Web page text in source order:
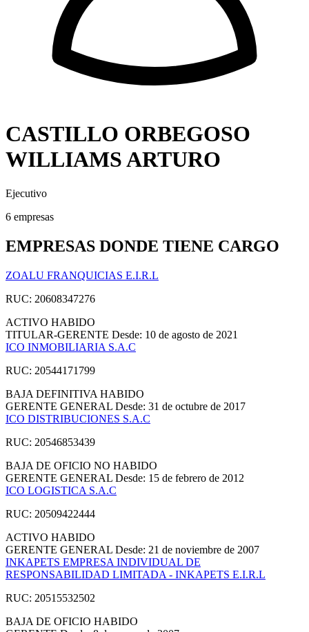
CASTILLO ORBEGOSO
WILLIAMS ARTURO
Ejecutivo
6 empresas
EMPRESAS DONDE TIENE CARGO
ZOALU FRANQUICIAS E.I.R.L
RUC: 20608347276
ACTIVO HABIDO
TITULAR-GERENTE Desde: 10 de agosto de 2021
ICO INMOBILIARIA S.A.C
RUC: 20544171799
BAJA DEFINITIVA HABIDO
GERENTE GENERAL Desde: 31 de octubre de 2017
ICO DISTRIBUCIONES S.A.C
RUC: 20546853439
BAJA DE OFICIO NO HABIDO
GERENTE GENERAL Desde: 15 de febrero de 2012
ICO LOGISTICA S.A.C
RUC: 20509422444
ACTIVO HABIDO
GERENTE GENERAL Desde: 21 de noviembre de 2007
INKAPETS EMPRESA INDIVIDUAL DE
RESPONSABILIDAD LIMITADA - INKAPETS E.I.R.L
RUC: 20515532502
BAJA DE OFICIO HABIDO